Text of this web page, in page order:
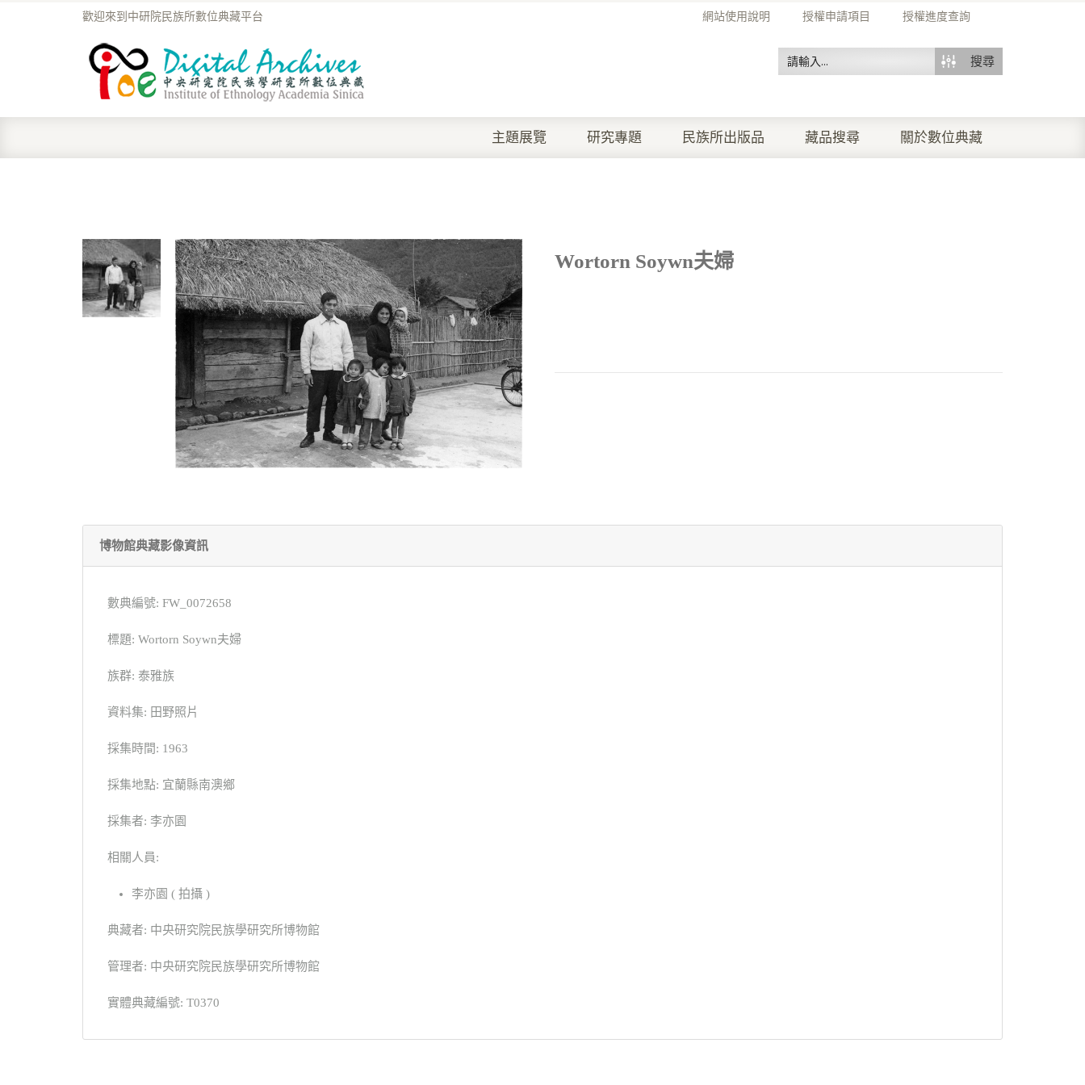
網站使用說明 授權申請項目 授權進度查詢
歡迎來到中研院民族所數位典藏平台
搜尋
主題展覽 研究專題 民族所出版品 藏品搜尋 關於數位典藏
Wortorn Soywn夫婦
博物館典藏影像資訊
數典編號: FW_0072658
標題: Wortorn Soywn夫婦
族群: 泰雅族
資料集: 田野照片
採集時間: 1963
採集地點: 宜蘭縣南澳鄉
採集者: 李亦園
相關人員:
李亦園 ( 拍攝 )
典藏者: 中央研究院民族學研究所博物館
管理者: 中央研究院民族學研究所博物館
實體典藏編號: T0370